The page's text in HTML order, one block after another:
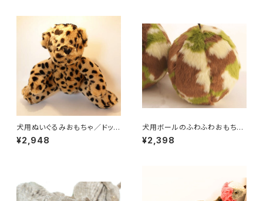
犬用ぬいぐるみおもちゃ／ドッグ
トイズ・レオパードティディ
¥2,948
犬用ボールのふわふわおもちゃ
／ カモフラボール
¥2,398